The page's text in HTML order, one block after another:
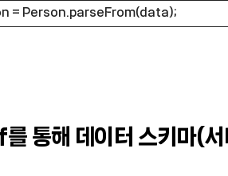
= Person.parseFrom(data);
해 데이터 스키마(서